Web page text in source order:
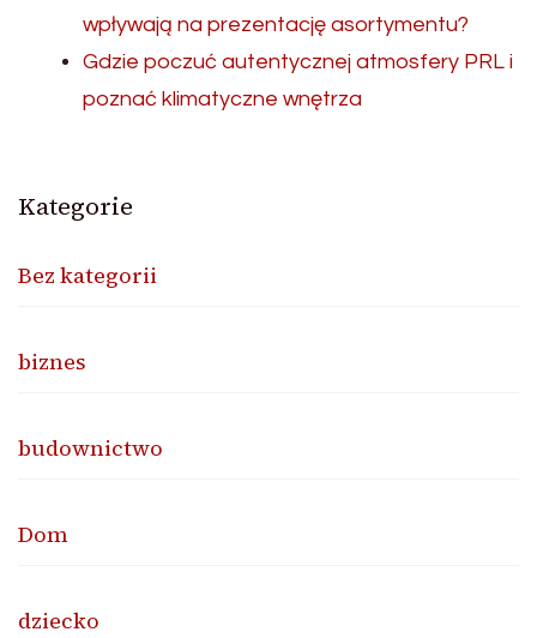
wpływają na prezentację asortymentu?
Gdzie poczuć autentycznej atmosfery PRL i
poznać klimatyczne wnętrza
Kategorie
Bez kategorii
biznes
budownictwo
Dom
dziecko